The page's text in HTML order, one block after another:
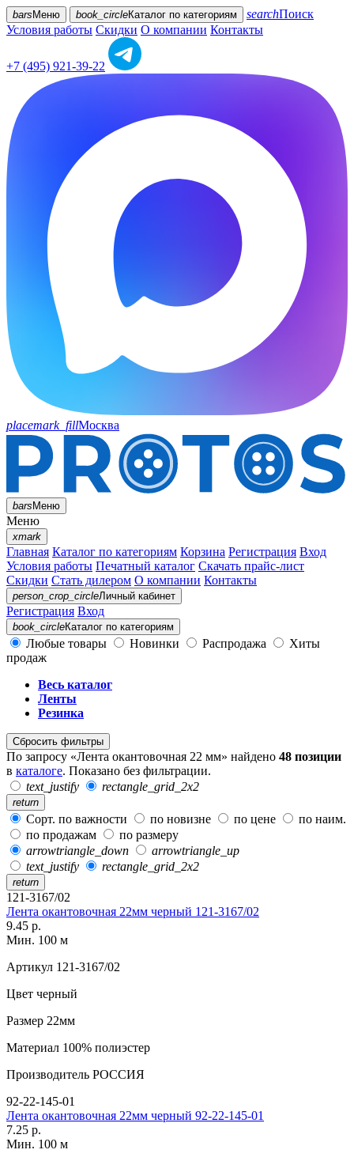
bars Меню book_circleКаталог по категориям searchПоиск
Условия работы Скидки О компании Контакты
+7 (495) 921-39-22
placemark_fillМосква
barsМеню
Меню
xmark
Главная Каталог по категориям Корзина Регистрация Вход
Условия работы Печатный каталог Скачать прайс-лист
Скидки Стать дилером О компании Контакты
person_crop_circleЛичный кабинет
Регистрация Вход
book_circleКаталог по категориям
Любые товары Новинки Распродажа
Хиты
продаж
Весь каталог
Ленты
Резинка
Сбросить фильтры
По запросу «Лента окантовочная 22 мм» найдено 48 позиции
в каталоге. Показано без фильтрации.
text_justify
rectangle_grid_2x2
return
Сорт. по важности по новизне по цене
по наим.
по продажам
по размеру
arrowtriangle_down
arrowtriangle_up
text_justify
rectangle_grid_2x2
return
121-3167/02
Лента окантовочная 22мм черный 121-3167/02
9.45 р.
Мин. 100 м
Артикул 121-3167/02
Цвет черный
Размер 22мм
Материал 100% полиэстер
Производитель РОССИЯ
92-22-145-01
Лента окантовочная 22мм черный 92-22-145-01
7.25 р.
Мин. 100 м